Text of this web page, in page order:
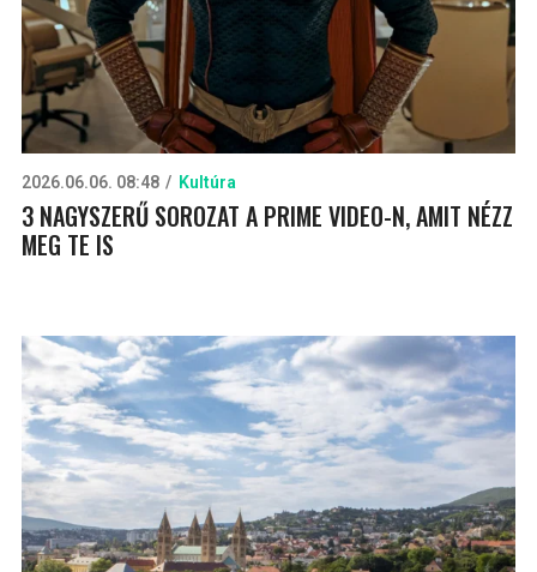
2026.06.06. 08:48 Kultúra
3 NAGYSZERŰ SOROZAT A PRIME VIDEO-N, AMIT NÉZZ
MEG TE IS